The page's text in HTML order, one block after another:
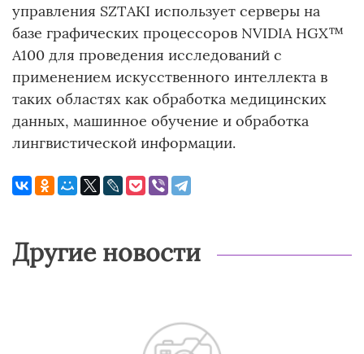
управления SZTAKI использует серверы на
базе графических процессоров NVIDIA HGX™
A100 для проведения исследований с
применением искусственного интеллекта в
таких областях как обработка медицинских
данных, машинное обучение и обработка
лингвистической информации.
Другие новости